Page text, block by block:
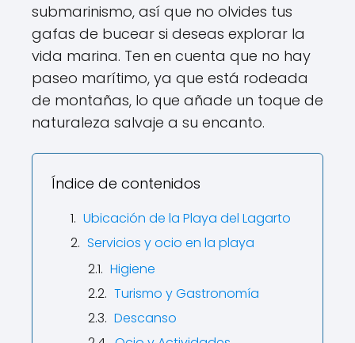
submarinismo, así que no olvides tus
gafas de bucear si deseas explorar la
vida marina. Ten en cuenta que no hay
paseo marítimo, ya que está rodeada
de montañas, lo que añade un toque de
naturaleza salvaje a su encanto.
Índice de contenidos
Ubicación de la Playa del Lagarto
Servicios y ocio en la playa
Higiene
Turismo y Gastronomía
Descanso